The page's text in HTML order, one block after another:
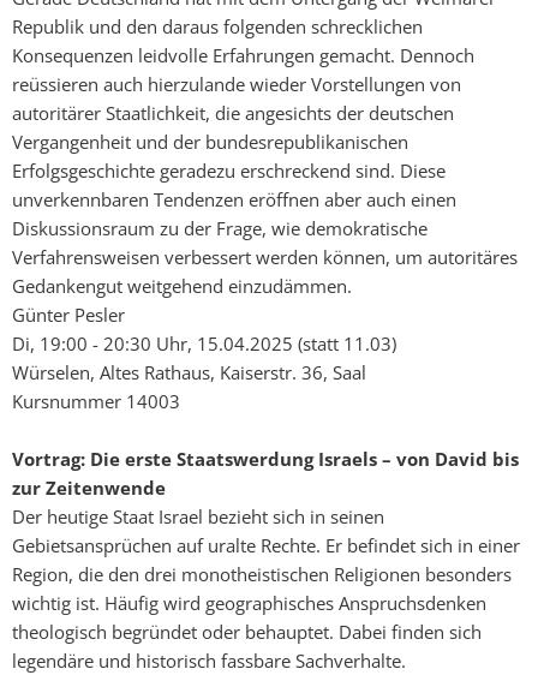
Republik und den daraus folgenden schrecklichen
Konsequenzen leidvolle Erfahrungen gemacht. Dennoch
reüssieren auch hierzulande wieder Vorstellungen von
autoritärer Staatlichkeit, die angesichts der deutschen
Vergangenheit und der bundesrepublikanischen
Erfolgsgeschichte geradezu erschreckend sind. Diese
unverkennbaren Tendenzen eröffnen aber auch einen
Diskussionsraum zu der Frage, wie demokratische
Verfahrensweisen verbessert werden können, um autoritäres
Gedankengut weitgehend einzudämmen.
Günter Pesler
Di, 19:00 - 20:30 Uhr, 15.04.2025 (statt 11.03)
Würselen, Altes Rathaus, Kaiserstr. 36, Saal
Kursnummer 14003
Vortrag: Die erste Staatswerdung Israels – von David bis
zur Zeitenwende
Der heutige Staat Israel bezieht sich in seinen
Gebietsansprüchen auf uralte Rechte. Er befindet sich in einer
Region, die den drei monotheistischen Religionen besonders
wichtig ist. Häufig wird geographisches Anspruchsdenken
theologisch begründet oder behauptet. Dabei finden sich
legendäre und historisch fassbare Sachverhalte.